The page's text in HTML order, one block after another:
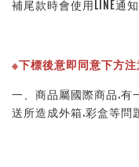
補尾款時會使用LINE通
※下標後意即同意下方
一、商品屬國際商品.有
送所造成外箱.彩盒等問